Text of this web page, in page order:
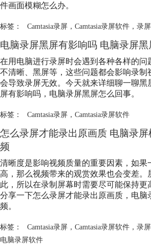
件画面模糊怎么办。
标签： Camtasia录屏， Camtasia录屏软件， 录
电脑录屏黑屏有影响吗 电脑录屏
在用电脑进行录屏时会遇到各种各样的问
不清晰、黑屏等，这些问题都会影响录制
会导致录屏无效。今天就来详细聊一聊黑
屏有影响吗，电脑录屏黑屏怎么回事。
标签： Camtasia录屏， Camtasia录屏软件
怎么录屏才能录出原画质 电脑录
频
清晰度是影响视频质量的重要因素，如果
高，那么视频带来的观赏效果也会变差。
此，所以在录制屏幕时需要尽可能保持更
分享一下怎么录屏才能录出原画质，电脑
频。
标签： Camtasia录屏， Camtasia录屏软件， 录
电脑录屏软件